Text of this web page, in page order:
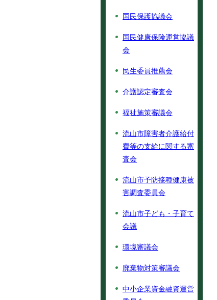
国民保護協議会
国民健康保険運営協議
会
民生委員推薦会
介護認定審査会
福祉施策審議会
流山市障害者介護給付
費等の支給に関する審
査会
流山市予防接種健康被
害調査委員会
流山市子ども・子育て
会議
環境審議会
廃棄物対策審議会
中小企業資金融資運営